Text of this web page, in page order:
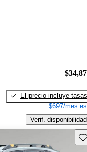
El precio incluye tasas
$697/mes
Verif. disponibilidad